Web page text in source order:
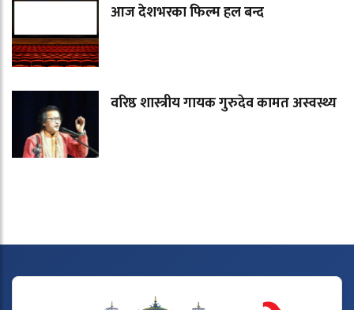
आज देशभरका फिल्म हल बन्द
वरिष्ठ शास्त्रीय गायक गुरुदेव कामत अस्वस्थ्य